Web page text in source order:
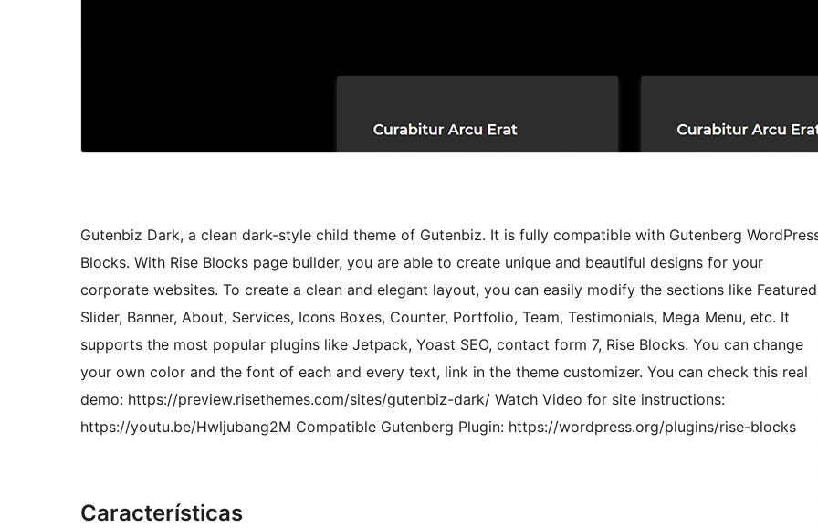
Gutenbiz Dark, a clean dark-style child theme of Gutenbiz. It is fully compatible with Gutenberg
Blocks. With Rise Blocks page builder, you are able to create unique and beautiful designs for your
corporate websites. To create a clean and elegant layout, you can easily modify the sections like Featured
Slider, Banner, About, Services, Icons Boxes, Counter, Portfolio, Team, Testimonials, Mega Menu, etc. It
supports the most popular plugins like Jetpack, Yoast SEO, contact form 7, Rise Blocks. You can change
your own color and the font of each and every text, link in the theme customizer. You can check this real
demo: https://preview.risethemes.com/sites/gutenbiz-dark/ Watch Video for site instructions:
https://youtu.be/Hwljubang2M Compatible Gutenberg Plugin: https://wordpress.org/plugins/rise-blocks
Características